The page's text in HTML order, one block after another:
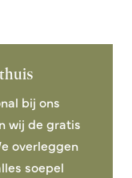
bij ons
wij de gratis
overleggen
soepel